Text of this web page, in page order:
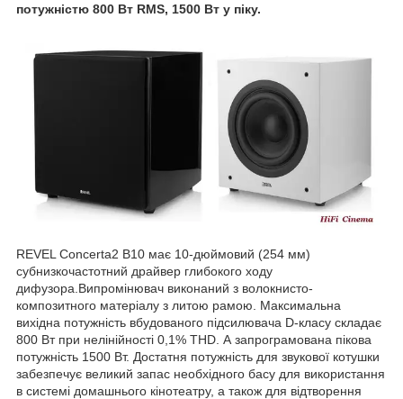
потужністю 800 Вт RMS, 1500 Вт у піку.
REVEL Concerta2 B10 має 10-дюймовий (254 мм)
субнизкочастотний драйвер глибокого ходу
дифузора.Випромінювач виконаний з волокнисто-
композитного матеріалу з литою рамою. Максимальна
вихідна потужність вбудованого підсилювача D-класу складає
800 Вт при нелінійності 0,1% THD. А запрограмована пікова
потужність 1500 Вт. Достатня потужність для звукової котушки
забезпечує великий запас необхідного басу для використання
в системі домашнього кінотеатру, а також для відтворення